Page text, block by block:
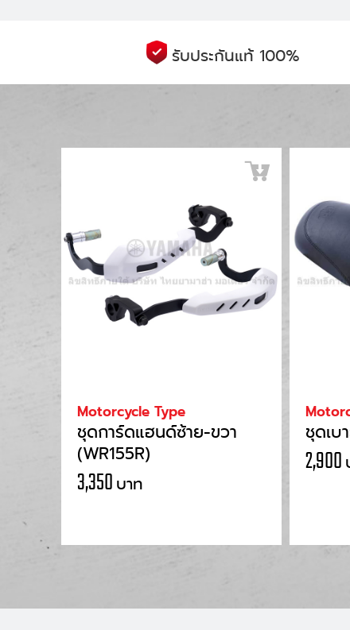
รับประกันแท้ 100%
Motorcycle Type
ชุดการ์ดแฮนด์ซ้าย-ขวา
(WR155R)
3,350 บาท
ชุดเบ
2,900